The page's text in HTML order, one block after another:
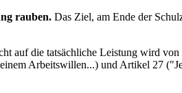
rauben. Das Ziel, am Ende der
auf die tatsächliche Leistung wird
Arbeitswillen...) und Artikel 27